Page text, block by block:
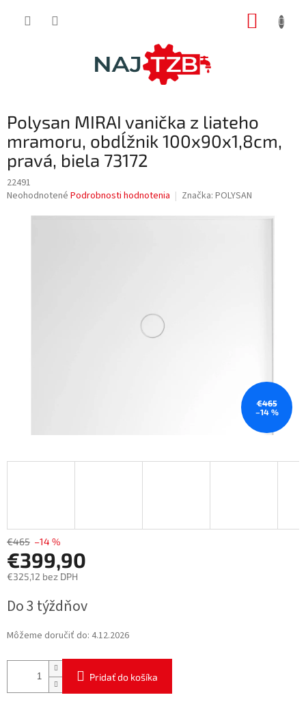
Polysan MIRAI vanička z liateho
mramoru, obdĺžnik 100x90x1,8cm,
pravá, biela 73172
22491
Priemerné
Neohodnotené Podrobnosti hodnotenia Značka: POLYSAN
€465
–14 %
€465 –14 %
€399,90
€325,12 bez DPH
cena:
Do 3 týždňov
Môžeme doručiť do: 4.12.2026
Pridať do košíka